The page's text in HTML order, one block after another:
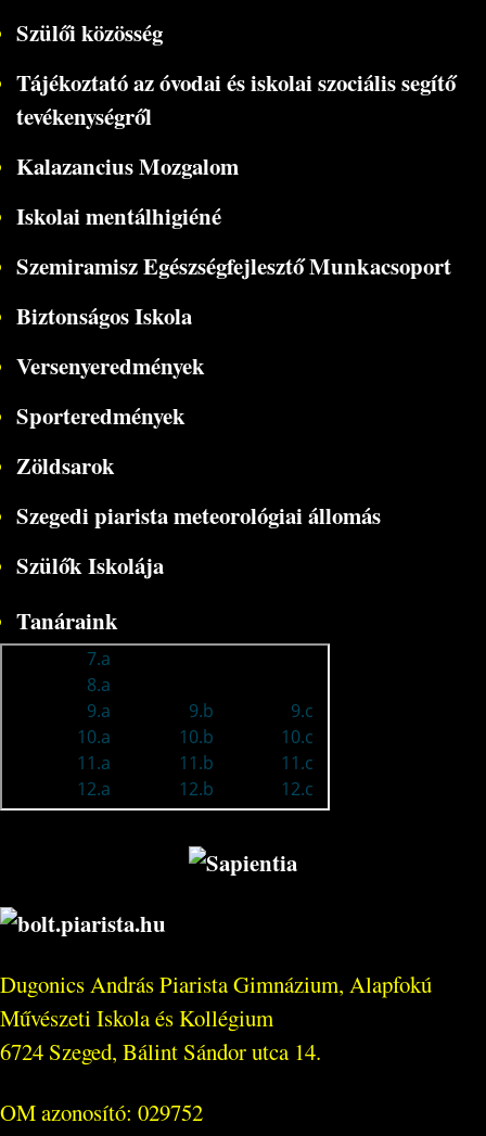
Szülői közösség
Tájékoztató az óvodai és iskolai szociális segítő
tevékenységről
Kalazancius Mozgalom
Iskolai mentálhigiéné
Szemiramisz Egészségfejlesztő Munkacsoport
Biztonságos Iskola
Versenyeredmények
Sporteredmények
Zöldsarok
Szegedi piarista meteorológiai állomás
Szülők Iskolája
Tanáraink
Dugonics András Piarista Gimnázium, Alapfokú
Művészeti Iskola és Kollégium
6724 Szeged, Bálint Sándor utca 14.
OM azonosító: 029752